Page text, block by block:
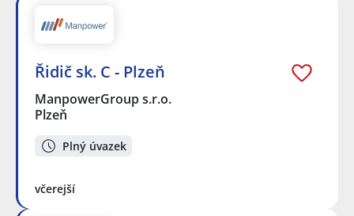
Řidič sk. C - Plzeň
ManpowerGroup s.r.o.
Plzeň
Plný úvazek
včerejší